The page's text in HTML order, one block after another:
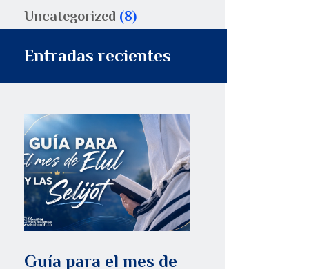
Uncategorized (8)
Entradas recientes
Guía para el mes de